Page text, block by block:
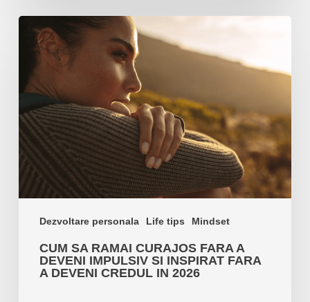
Dezvoltare personala Life tips Mindset
ramai
curajos
fara
deveni
impulsiv
si
fara
credulCUM SA RAMAI CURAJOS FARA A
DEVENI IMPULSIV SI INSPIRAT FARA
A DEVENI CREDUL IN 2026